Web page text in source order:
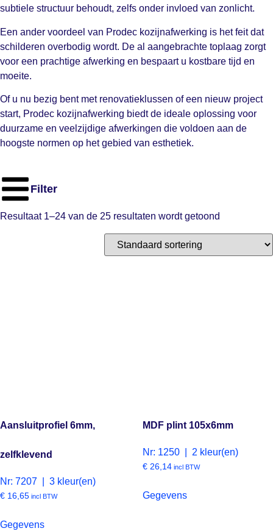
subtiele structuur behoudt, zelfs onder invloed van zonlicht.
Een ander voordeel van Prodec kozijnafwerking is het feit dat
schilderen overbodig wordt. De al aangebrachte toplaag zorgt
voor een prachtige afwerking en bespaart u kostbare tijd en
moeite.
Of u nu bezig bent met renovatieklussen of een nieuw project
start, Prodec kozijnafwerking biedt de ideale oplossing voor
duurzame en veelzijdige afwerkingen die voldoen aan de
hoogste normen op het gebied van esthetiek.
Filter
Resultaat 1–24 van de 25 resultaten wordt getoond
Aansluitprofiel 6mm,
zelfklevend
Nr: 7207 | 3 kleur(en)
€ 16,65 incl BTW
Gegevens
MDF plint 105x6mm
Nr: 1250 | 2 kleur(en)
€ 26,14 incl BTW
Gegevens